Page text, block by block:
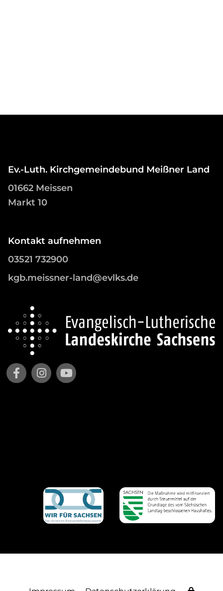
Ev.-Luth. Kirchgemeindebund Meißner Land
01662 Meissen
Markt 10
Kontakt aufnehmen
03521 732900
kgb.meissner-land@evlks.de